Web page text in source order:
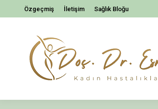
Özgeçmiş İletişim Sağlık Bloğu